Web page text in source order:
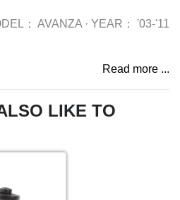
： AVANZA · YEAR：
'03-'11
Read more ...
LIKE TO